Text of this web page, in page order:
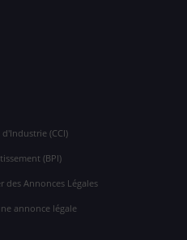
(CCI)
(BPI)
des Annonces Légales
annonce légale